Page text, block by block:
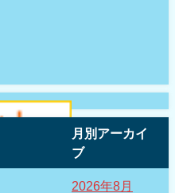
月別アーカイ
ブ
2026年8月